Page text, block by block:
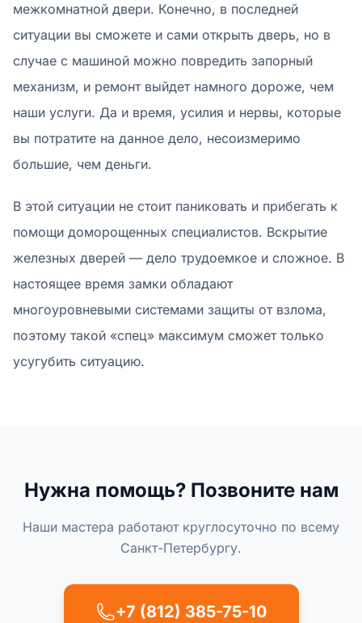
межкомнатной двери. Конечно, в последней
ситуации вы сможете и сами открыть дверь, но в
случае с машиной можно повредить запорный
механизм, и ремонт выйдет намного дороже, чем
наши услуги. Да и время, усилия и нервы, которые
вы потратите на данное дело, несоизмеримо
большие, чем деньги.
В этой ситуации не стоит паниковать и прибегать к
помощи доморощенных специалистов. Вскрытие
железных дверей — дело трудоемкое и сложное. В
настоящее время замки обладают
многоуровневыми системами защиты от взлома,
поэтому такой «спец» максимум сможет только
усугубить ситуацию.
Нужна помощь? Позвоните нам
Наши мастера работают круглосуточно по всему
Санкт-Петербургу.
+7 (812) 385-75-10